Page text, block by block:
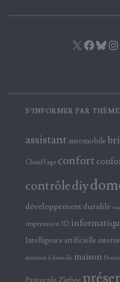
X
S’INFORMER PAR
assistant automobile
Chauffage confort
contrôlediy
développement durable
impression 3D
Intelligence artificielle
maintien à domicile maison
Protocole Zigbee